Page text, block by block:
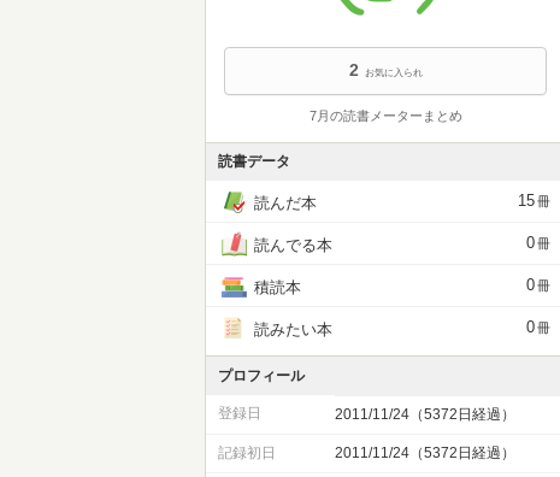
2 お気に入られ
7月の読書メーターまとめ
読書データ
読んだ本 15冊
読んでる本 0冊
積読本 0冊
読みたい本 0冊
プロフィール
登録日 2011/11/24（5372日経過）
記録初日 2011/11/24（5372日経過）